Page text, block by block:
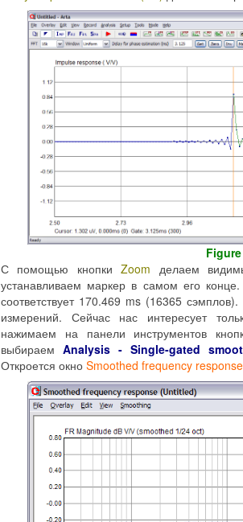
С помощью кнопкиZoom делаем
устанавливаем маркер в самом его
соответствует 170.469 ms (16365
измерений. Сейчас нас интересует
нажимаем на панели инструментов
выбираем Analysis - Single-gated
Откроется окно Smoothed frequency response